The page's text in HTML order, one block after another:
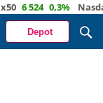
6 524 0,3% Nasdaq
Depot